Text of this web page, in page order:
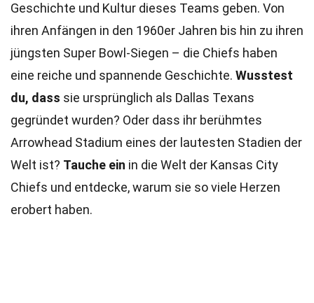
Geschichte und Kultur dieses Teams geben. Von
ihren Anfängen in den 1960er Jahren bis hin zu ihren
jüngsten Super Bowl-Siegen – die Chiefs haben
eine reiche und spannende Geschichte. Wusstest
du, dass sie ursprünglich als Dallas Texans
gegründet wurden? Oder dass ihr berühmtes
Arrowhead Stadium eines der lautesten Stadien der
Welt ist? Tauche ein in die Welt der Kansas City
Chiefs und entdecke, warum sie so viele Herzen
erobert haben.